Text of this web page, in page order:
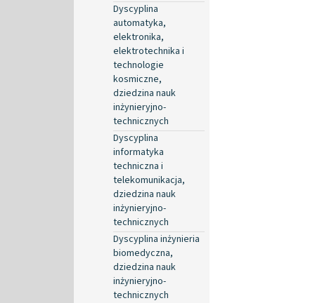
Dyscyplina
automatyka,
elektronika,
elektrotechnika i
technologie
kosmiczne,
dziedzina nauk
inżynieryjno-
technicznych
Dyscyplina
informatyka
techniczna i
telekomunikacja,
dziedzina nauk
inżynieryjno-
technicznych
Dyscyplina inżynieria
biomedyczna,
dziedzina nauk
inżynieryjno-
technicznych